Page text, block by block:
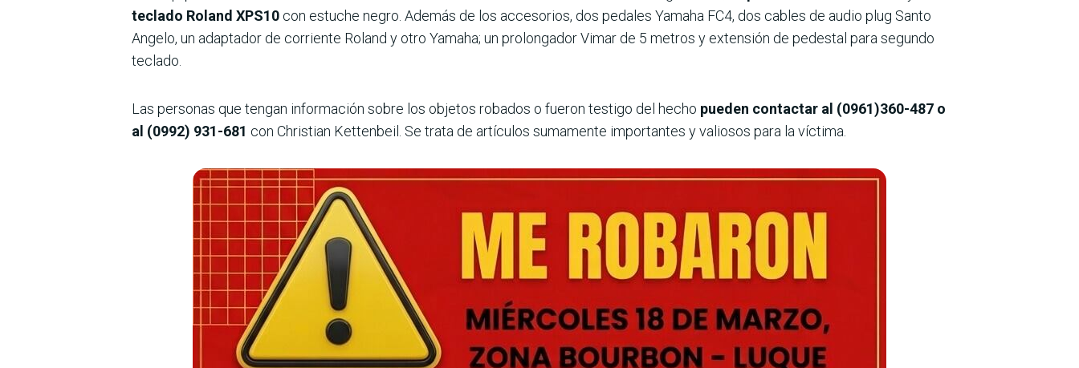
teclado Roland XPS10 con estuche negro. Además de los accesorios, dos pedales Yamaha FC4, dos cables de audio plug Santo
Angelo, un adaptador de corriente Roland y otro Yamaha; un prolongador Vimar de 5 metros y extensión de pedestal para segundo
teclado.
Las personas que tengan información sobre los objetos robados o fueron testigo del hecho pueden contactar al (0961)360-487 o
al (0992) 931-681 con Christian Kettenbeil. Se trata de artículos sumamente importantes y valiosos para la víctima.